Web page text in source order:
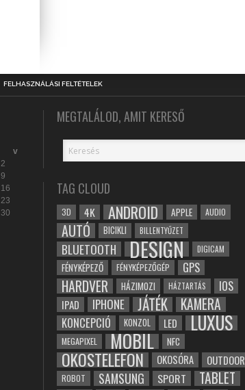
FELHASZNÁLÁSI FELTÉTELEK
v
2
9
16
23
30
MEGTALÁLOD, AMIT KERESŐ
TAG CLOUD
3D 4K ANDROID APPLE AUDIO
AUTÓ BICIKLI BILLENTYŰZET
BLUETOOTH DESIGN DIGICAM
FÉNYKÉPEZŐ FÉNYKÉPEZŐGÉP GPS
HARDVER HÁZIMOZI HÁZTARTÁS IOS
IPAD IPHONE JÁTÉK KAMERA
KONCEPCIÓ KONZOL LED LUXUS
MEGAPIXEL MOBIL NFC
OKOSTELEFON OKOSÓRA OUTDOOR
ROBOT SAMSUNG SPORT TABLET